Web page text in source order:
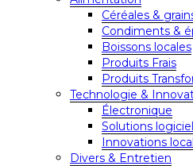
Céréales &
Condiments &
Boissons locales
Produits Frais
Produits
Technologie &
Électronique
Solutions
Innovations
Divers & Entretien